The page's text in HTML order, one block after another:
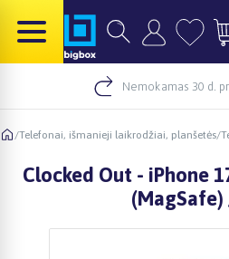
Nemokamas 30 d.
/Telefonai, išmanieji laikrodžiai, planšetės/
Clocked Out - iPhone